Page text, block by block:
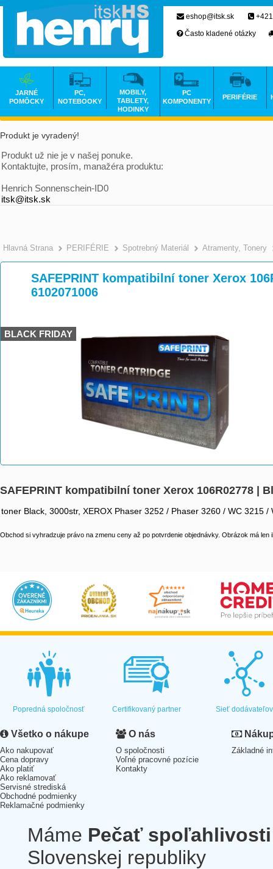
Produkt je vyradený!
Produkt už nie je v našej ponuke.
Kontaktujte, prosím, manažéra produktu:
Henrich Sonnenschein-ID0
itsk@itsk.sk
Hlavná Strana >
PERIFÉRIE >
Spotrebný Materiál >
Atramenty, Tonery
SAFEPRINT kompatibilní toner Xerox
6102071006
BLACK FRIDAY
SAFEPRINT kompatibilní toner Xerox 106R02778 |
toner Black, 3000str, XEROX Phaser 3252 / Phaser 3260 / WC 3215
Obchod si vyhradzuje právo na zmenu ceny až po potvrdenie objednávky. Obrázok má len
eshop@itsk.sk
Často kladené otázky
JARNÉ
POMÔCKY
PC,
NOTEBOOKY
MOBILY,
TABLETY,
HODINKY
PC
KOMPONENTY
PERIFÉRIE
Popredná spoločnosť Certifikovaný partner Sieť dodávateľov
Všetko o nákupe
Ako nakupovať
Cena dopravy
Ako platiť
Ako reklamovať
Servisné strediská
Obchodné podmienky
Reklamačné podmienky
O nás
O spoločnosti
Voľné pracovné pozície
Kontakty
Základné
Máme Pečať spoľahlivosti
Slovenskej republiky